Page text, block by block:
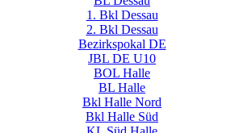
1. Bkl Dessau
2. Bkl Dessau
Bezirkspokal DE
JBL DE U10
BOL Halle
BL Halle
Bkl Halle Nord
Bkl Halle Süd